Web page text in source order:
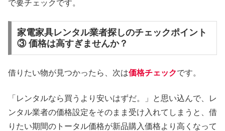
で要チェックです。
家電家具レンタル業者探しのチェックポイント
③ 価格は高すぎませんか？
借りたい物が見つかったら、次は価格チェックです。
「レンタルなら買うより安いはずだ。」と思い込んで、レ
ンタル業者の価格設定をそのまま受け入れてしまうと、借
りたい期間のトータル価格が新品購入価格より高くなって